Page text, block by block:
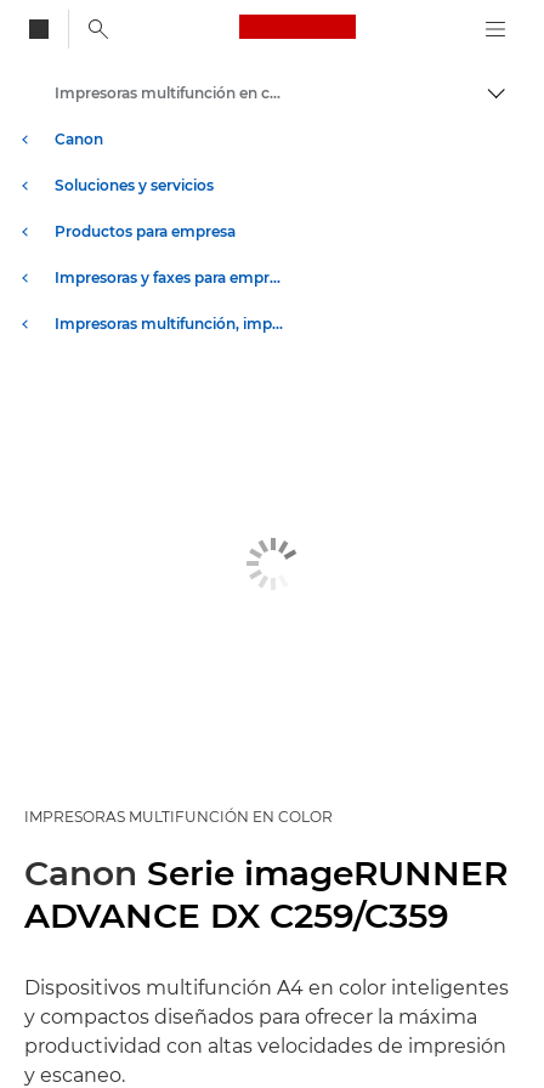
Canon Logo, back
Canon
Soluciones y servicios
Productos para empresa
Impresoras y faxes para empresa y oficina
Impresoras multifunción, impresoras todo en uno
Impresoras multifunción en color
IMPRESORAS MULTIFUNCIÓN EN COLOR
Canon Serie imageRUNNER
ADVANCE DX C259/C359
Dispositivos multifunción A4 en color inteligentes
y compactos diseñados para ofrecer la máxima
productividad con altas velocidades de impresión
y escaneo.